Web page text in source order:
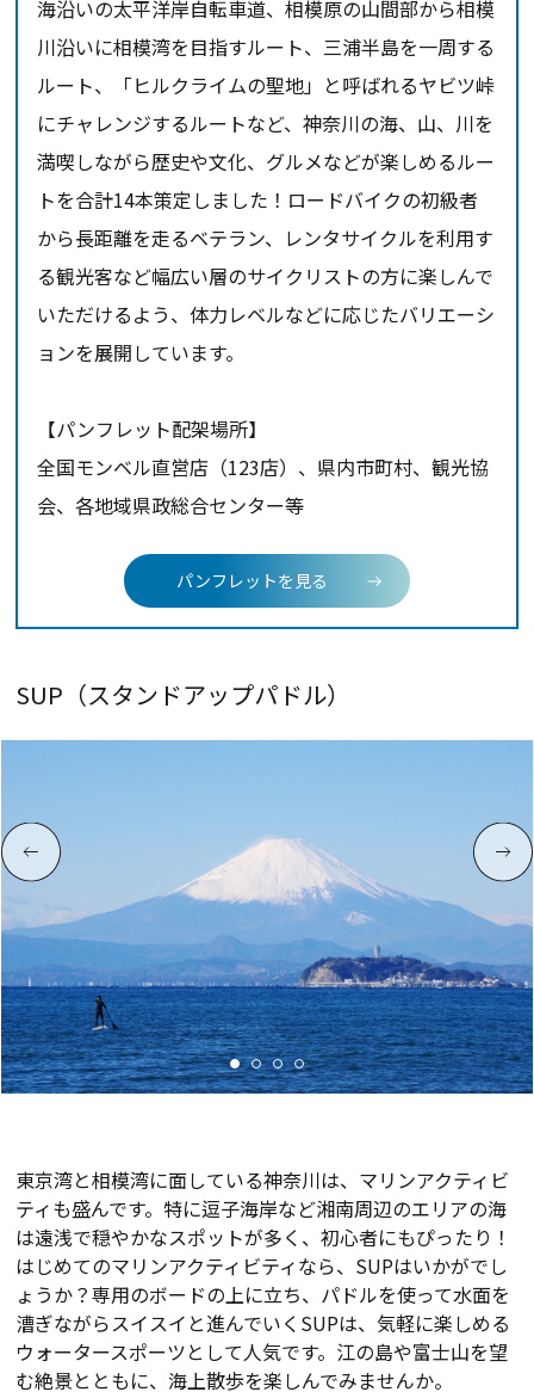
海沿いの太平洋岸自転車道、相模原の山間部から相模
川沿いに相模湾を目指すルート、三浦半島を一周する
ルート、「ヒルクライムの聖地」と呼ばれるヤビツ峠
にチャレンジするルートなど、神奈川の海、山、川を
満喫しながら歴史や文化、グルメなどが楽しめるルー
トを合計14本策定しました！ロードバイクの初級者
から長距離を走るベテラン、レンタサイクルを利用す
る観光客など幅広い層のサイクリストの方に楽しんで
いただけるよう、体力レベルなどに応じたバリエーシ
ョンを展開しています。
【パンフレット配架場所】
全国モンベル直営店（123店）、県内市町村、観光協
会、各地域県政総合センター等
パンフレットを見る
SUP（スタンドアップパドル）
東京湾と相模湾に面している神奈川は、マリンアクティビ
ティも盛んです。特に逗子海岸など湘南周辺のエリアの海
は遠浅で穏やかなスポットが多く、初心者にもぴったり！
はじめてのマリンアクティビティなら、SUPはいかがでし
ょうか？専用のボードの上に立ち、パドルを使って水面を
漕ぎながらスイスイと進んでいくSUPは、気軽に楽しめる
ウォータースポーツとして人気です。江の島や富士山を望
む絶景とともに、海上散歩を楽しんでみませんか。